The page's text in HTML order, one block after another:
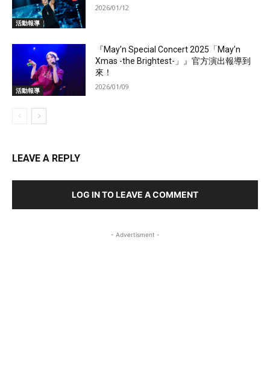
活動報導
2026/01/12
活動報導
『May’n Special Concert 2025「May’n
Xmas -the Brightest-」』官方演出報導到
來！
2026/01/09
LEAVE A REPLY
LOG IN TO LEAVE A COMMENT
- Advertisment -